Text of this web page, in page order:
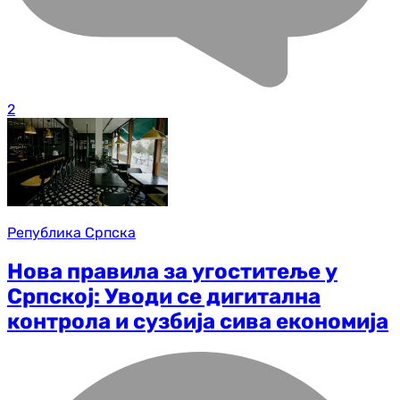
2
Република Српска
Нова правила за угоститеље у
Српској: Уводи се дигитална
контрола и сузбија сива економија